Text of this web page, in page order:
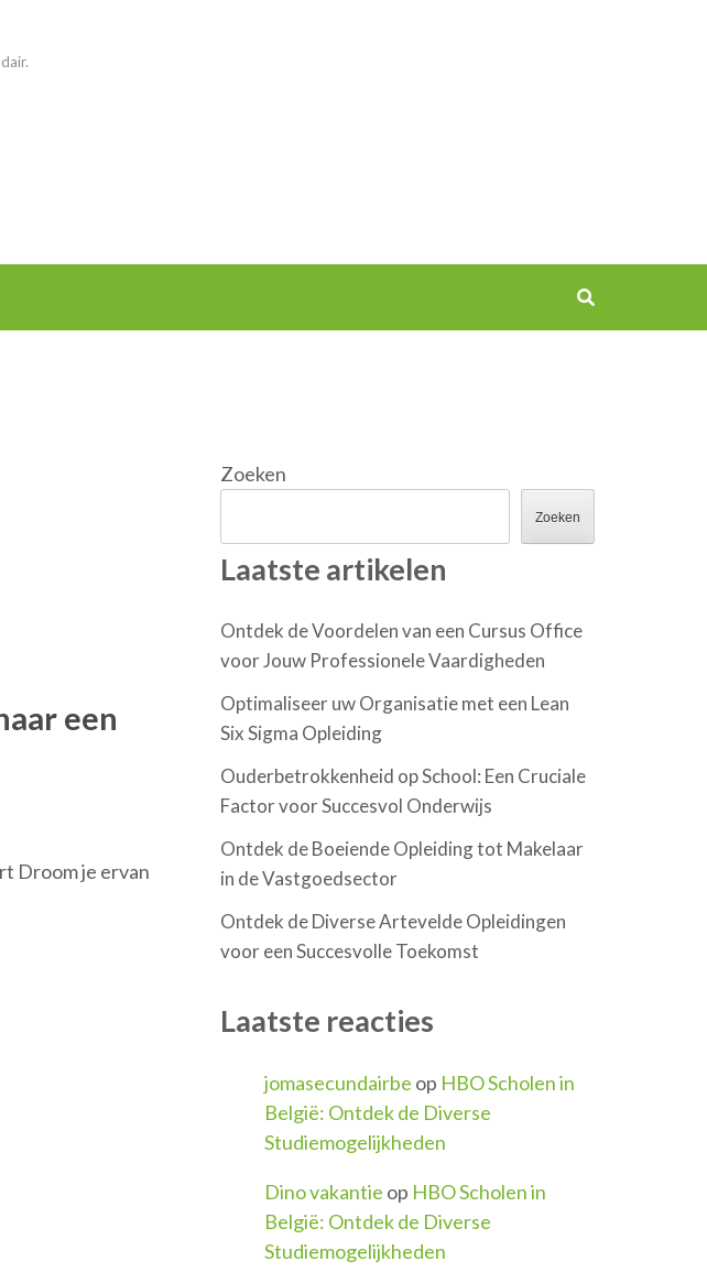
een
Droom je ervan
Zoeken
Zoeken
Laatste artikelen
Ontdek de Voordelen van een Cursus Office
voor Jouw Professionele Vaardigheden
Optimaliseer uw Organisatie met een Lean
Six Sigma Opleiding
Ouderbetrokkenheid op School: Een Cruciale
Factor voor Succesvol Onderwijs
Ontdek de Boeiende Opleiding tot Makelaar
in de Vastgoedsector
Ontdek de Diverse Artevelde Opleidingen
voor een Succesvolle Toekomst
Laatste reacties
jomasecundairbe op HBO Scholen in
België: Ontdek de Diverse
Studiemogelijkheden
Dino vakantie op HBO Scholen in
België: Ontdek de Diverse
Studiemogelijkheden